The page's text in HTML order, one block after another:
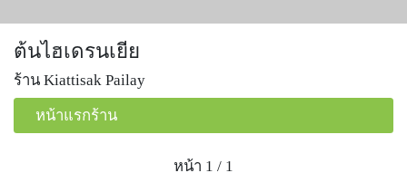
ต้นไฮเดรนเยีย
ร้าน Kiattisak Pailay
หน้าแรกร้าน
หน้า 1 / 1